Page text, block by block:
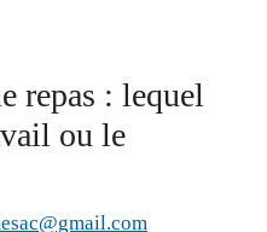
repas : lequel
ou le